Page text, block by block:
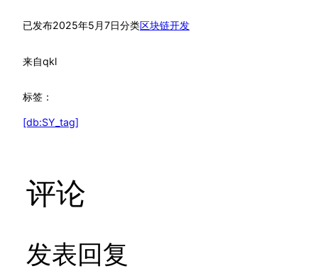
已发布2025年5月7日分类区块链开发
来自qkl
标签：
[db:SY_tag]
评论
发表回复